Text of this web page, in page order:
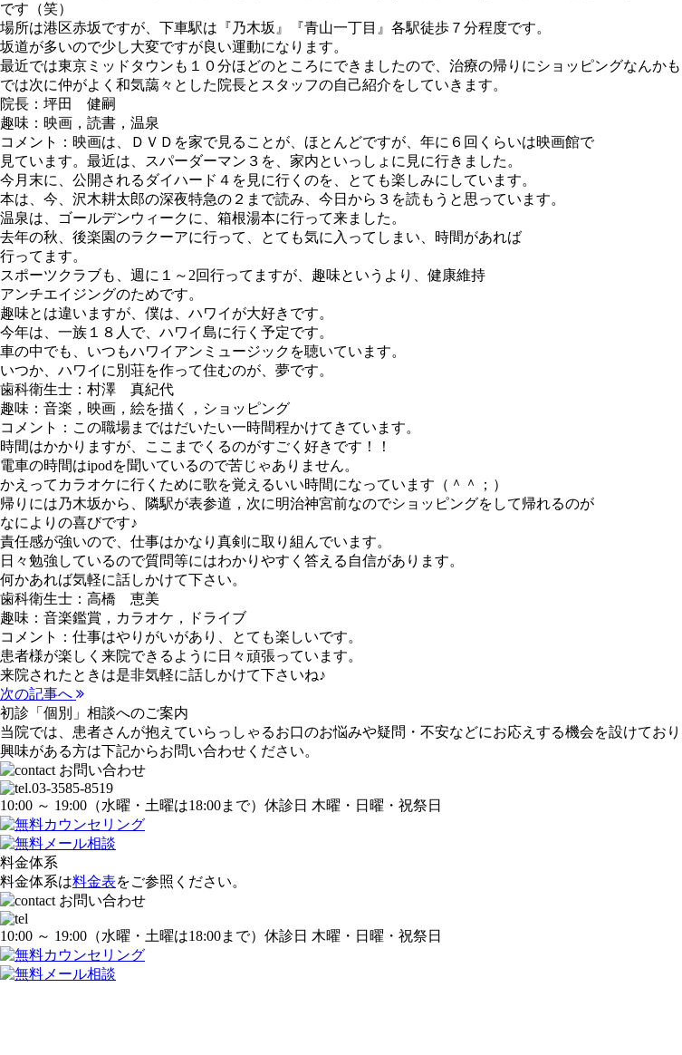
です（笑）
場所は港区赤坂ですが、下車駅は『乃木坂』『青山一丁目』各駅徒歩７分程度です。
坂道が多いので少し大変ですが良い運動になります。
最近では東京ミッドタウンも１０分ほどのところにできましたので、治療の帰りにショッピングなんか
では次に仲がよく和気藹々とした院長とスタッフの自己紹介をしていきます。
院長：坪田 健嗣
趣味：映画，読書，温泉
コメント：映画は、ＤＶＤを家で見ることが、ほとんどですが、年に６回くらいは映画館で
見ています。最近は、スパーダーマン３を、家内といっしょに見に行きました。
今月末に、公開されるダイハード４を見に行くのを、とても楽しみにしています。
本は、今、沢木耕太郎の深夜特急の２まで読み、今日から３を読もうと思っています。
温泉は、ゴールデンウィークに、箱根湯本に行って来ました。
去年の秋、後楽園のラクーアに行って、とても気に入ってしまい、時間があれば
行ってます。
スポーツクラブも、週に１～2回行ってますが、趣味というより、健康維持
アンチエイジングのためです。
趣味とは違いますが、僕は、ハワイが大好きです。
今年は、一族１８人で、ハワイ島に行く予定です。
車の中でも、いつもハワイアンミュージックを聴いています。
いつか、ハワイに別荘を作って住むのが、夢です。
歯科衛生士：村澤 真紀代
趣味：音楽，映画，絵を描く，ショッピング
コメント：この職場まではだいたい一時間程かけてきています。
時間はかかりますが、ここまでくるのがすごく好きです！！
電車の時間はipodを聞いているので苦じゃありません。
かえってカラオケに行くために歌を覚えるいい時間になっています（＾＾；）
帰りには乃木坂から、隣駅が表参道，次に明治神宮前なのでショッピングをして帰れるのが
なによりの喜びです♪
責任感が強いので、仕事はかなり真剣に取り組んでいます。
日々勉強しているので質問等にはわかりやすく答える自信があります。
何かあれば気軽に話しかけて下さい。
歯科衛生士：高橋 恵美
趣味：音楽鑑賞，カラオケ，ドライブ
コメント：仕事はやりがいがあり、とても楽しいです。
患者様が楽しく来院できるように日々頑張っています。
来院されたときは是非気軽に話しかけて下さいね♪
次の記事へ
初診「個別」相談へのご案内
当院では、患者さんが抱えていらっしゃるお口のお悩みや疑問・不安などにお応えする機会を設けて
興味がある方は下記からお問い合わせください。
10:00 ～ 19:00 （水曜・土曜は18:00まで） 休診日 木曜・日曜・祝祭日
料金体系
料金体系は料金表をご参照ください。
10:00 ～ 19:00 （水曜・土曜は18:00まで） 休診日 木曜・日曜・祝祭日